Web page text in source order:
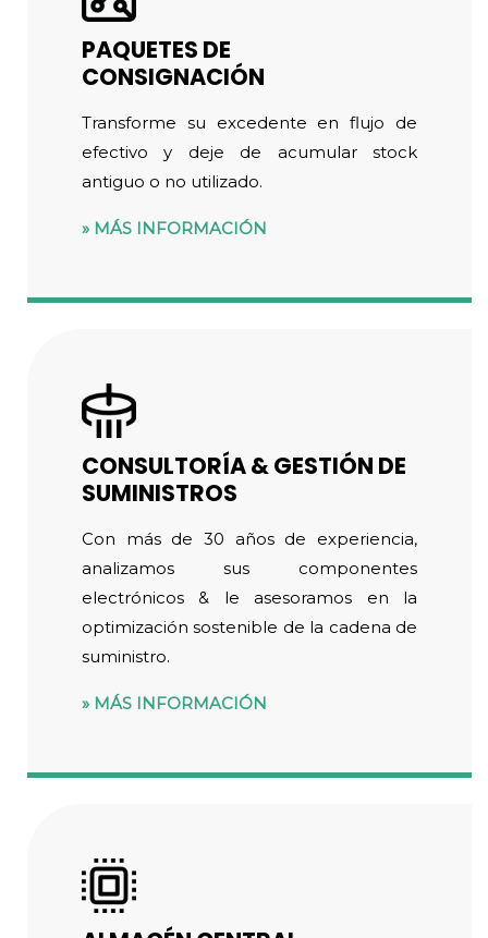
PAQUETES DE
CONSIGNACIÓN
Transforme su excedente en flujo de
efectivo y deje de acumular stock
antiguo o no utilizado.
MÁS INFORMACIÓN
CONSULTORÍA & GESTIÓN DE
SUMINISTROS
Con más de 30 años de experiencia,
analizamos sus componentes
electrónicos & le asesoramos en la
optimización sostenible de la cadena de
suministro.
MÁS INFORMACIÓN